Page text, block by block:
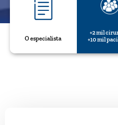
O especialista
+2 mil
+10 mil